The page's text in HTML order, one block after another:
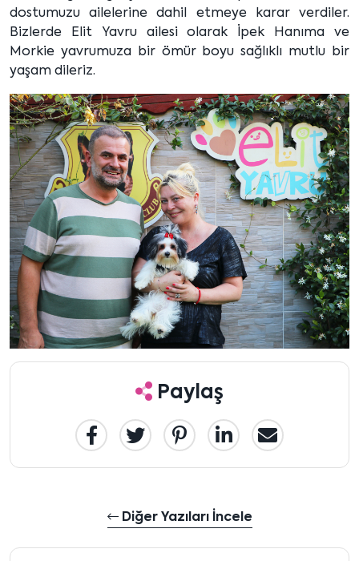
dostumuzu ailelerine dahil etmeye karar verdiler.
Bizlerde Elit Yavru ailesi olarak İpek Hanıma ve
Morkie yavrumuza bir ömür boyu sağlıklı mutlu bir
yaşam dileriz.
Paylaş
Diğer Yazıları İncele